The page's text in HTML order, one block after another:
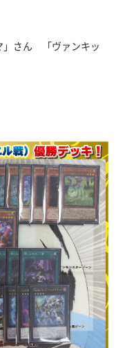
さん 「ヴァンキッ